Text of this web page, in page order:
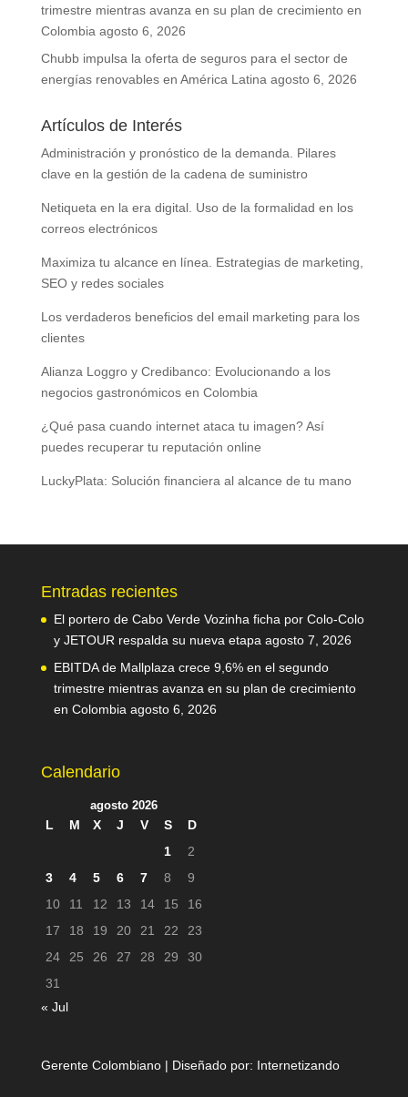
trimestre mientras avanza en su plan de crecimiento en
Colombia agosto 6, 2026
Chubb impulsa la oferta de seguros para el sector de
energías renovables en América Latina agosto 6, 2026
Artículos de Interés
Administración y pronóstico de la demanda. Pilares
clave en la gestión de la cadena de suministro
Netiqueta en la era digital. Uso de la formalidad en los
correos electrónicos
Maximiza tu alcance en línea. Estrategias de marketing,
SEO y redes sociales
Los verdaderos beneficios del email marketing para los
clientes
Alianza Loggro y Credibanco: Evolucionando a los
negocios gastronómicos en Colombia
¿Qué pasa cuando internet ataca tu imagen? Así
puedes recuperar tu reputación online
LuckyPlata: Solución financiera al alcance de tu mano
Entradas recientes
El portero de Cabo Verde Vozinha ficha por Colo-Colo
y JETOUR respalda su nueva etapa agosto 7, 2026
EBITDA de Mallplaza crece 9,6% en el segundo
trimestre mientras avanza en su plan de crecimiento
en Colombia agosto 6, 2026
Calendario
agosto 2026
L M X J V S
D
1
2
3
4 5 6 7 8
9
10
11 12 13 14 15
16
17
18 19 20 21 22
23
24
25 26 27 28 29
30
31
« Jul
Gerente Colombiano | Diseñado por: Internetizando